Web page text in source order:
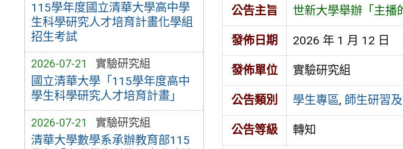
115學年度國立清華大學高中學
生科學研究人才培育計畫化學組
招生考試
2026-07-21 實驗研究組
國立清華大學「115學年度高中
學生科學研究人才培育計畫」
2026-07-21 實驗研究組
清華大學數學系承辦教育部115
公告主旨 世新大學舉辦「主播
發佈日期 2026 年 1 月 12 日
發佈單位 實驗研究組
公告類別 學生專區, 師生研習
公告等級 轉知